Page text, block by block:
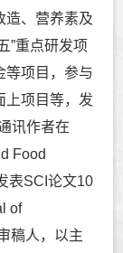
造、营养素及
”重点研发项
等项目，参与
上项目等，发
讯作者在
Food
表SCI论文10
of
稿人，以主